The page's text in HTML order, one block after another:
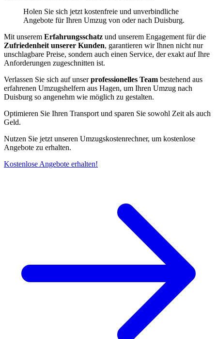
Holen Sie sich jetzt kostenfreie und unverbindliche
Angebote für Ihren Umzug von oder nach Duisburg.
Mit unserem Erfahrungsschatz und unserem Engagement für die
Zufriedenheit unserer Kunden, garantieren wir Ihnen nicht nur
unschlagbare Preise, sondern auch einen Service, der exakt auf Ihre
Anforderungen zugeschnitten ist.
Verlassen Sie sich auf unserprofessionelles Team bestehend aus
erfahrenen Umzugshelfern aus Hagen, um Ihren Umzug nach
Duisburg so angenehm wie möglich zu gestalten.
Optimieren Sie Ihren Transport und sparen Sie sowohl Zeit als auch
Geld.
Nutzen Sie jetzt unseren Umzugskostenrechner, um kostenlose
Angebote zu erhalten.
Kostenlose Angebote erhalten!